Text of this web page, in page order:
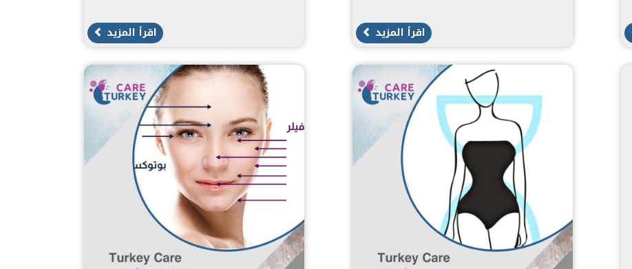
اقرأ المزيد اقرأ المزيد